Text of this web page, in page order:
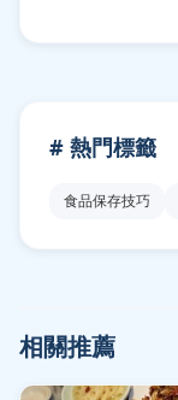
# 熱門標籤
食品保存技巧
相關推薦